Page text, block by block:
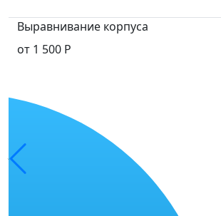
Выравнивание корпуса
от 1 500 Р